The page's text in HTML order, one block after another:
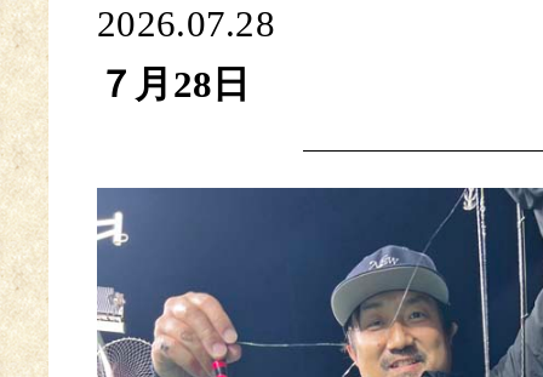
2026.07.28
７月28日